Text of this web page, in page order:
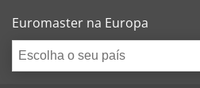
Euromaster na Europa
Escolha o seu país